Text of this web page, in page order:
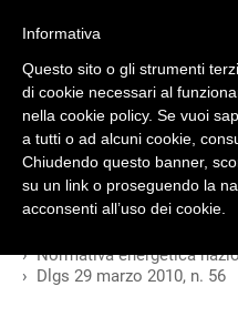
INDICE
MODIFICHE
Normativa energetica
Dlgs 29 marzo 2010, n. 56
Informativa
Questo sito o gli strumenti
di cookie necessari al
nella cookie policy. Se vuoi
a tutti o ad alcuni cookie,
Chiudendo questo banner,
su un link o proseguendo la
acconsenti all’uso dei cookie.